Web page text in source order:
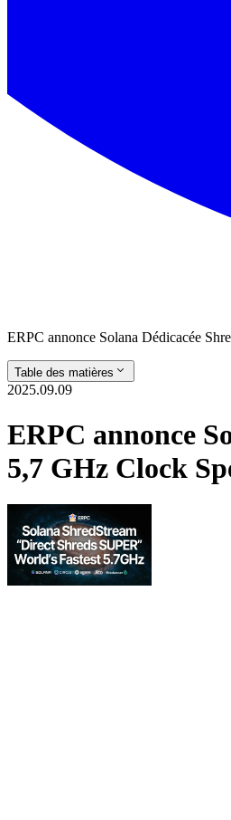
ERPC annonce Solana Dédicacée
Table des matières
2025.09.09
ERPC annonce
5,7 GHz Clock